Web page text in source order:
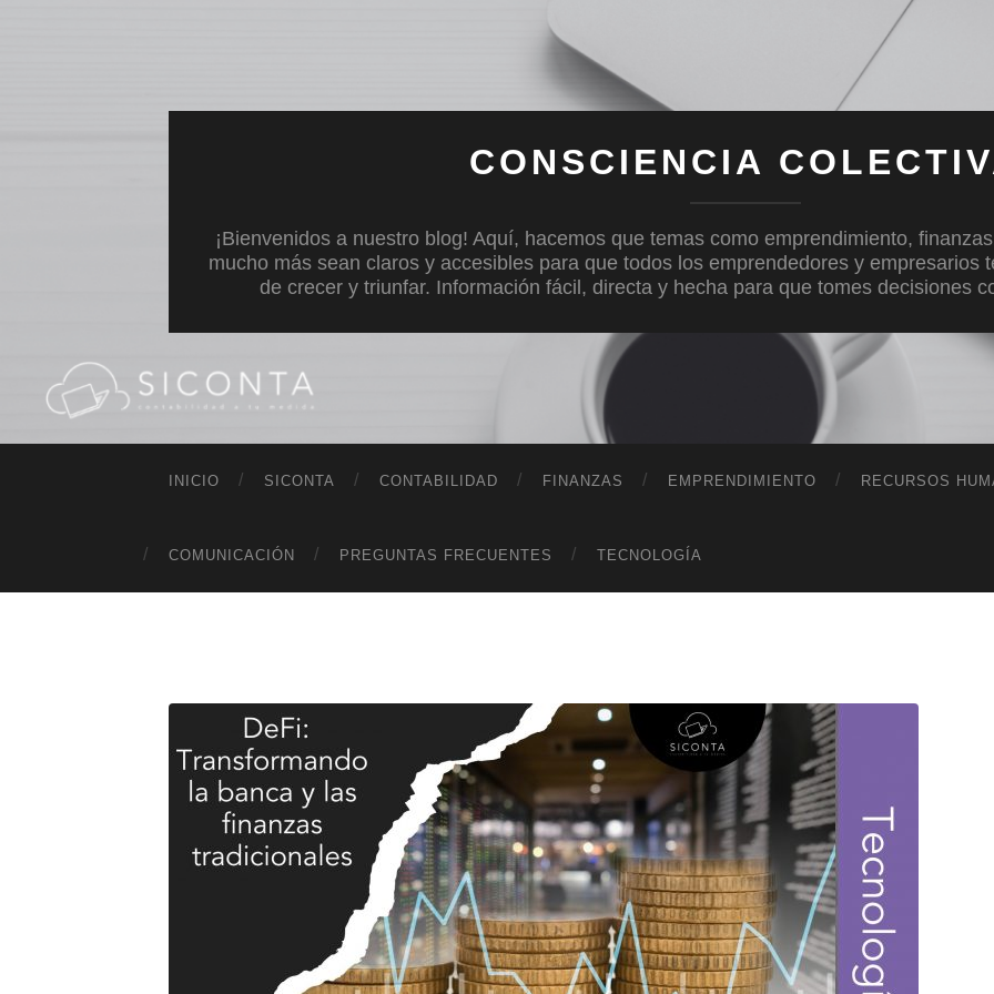
CONSCIENCIA
¡Bienvenidos a nuestro blog! Aquí, hacemos que temas como emprendimiento,
mucho más sean claros y accesibles para que todos los emprendedores y empresarios
de crecer y triunfar. Información fácil, directa y hecha para que tomes decisiones
INICIO SICONTA CONTABILIDAD FINANZAS EMPRENDIMIENTO RECURSOS
COMUNICACIÓN PREGUNTAS FRECUENTES TECNOLOGÍA